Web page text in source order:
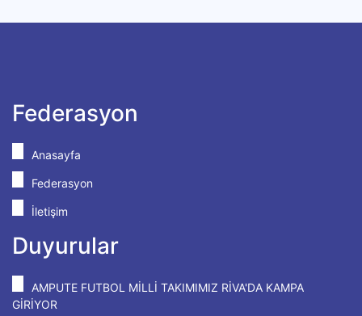
Federasyon
Anasayfa
Federasyon
İletişim
Duyurular
AMPUTE FUTBOL MİLLİ TAKIMIMIZ RİVA'DA KAMPA
GİRİYOR